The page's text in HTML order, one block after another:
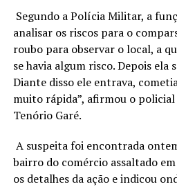
Segundo a Polícia Militar, a
analisar os riscos para o
roubo para observar o local, a
se havia algum risco. Depois ela
Diante disso ele entrava,
muito rápida”, afirmou o
Tenório Garé.
A suspeita foi encontrada
bairro do comércio assaltado
os detalhes da ação e indicou